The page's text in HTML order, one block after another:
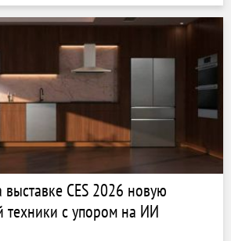
выставке CES 2026 новую
техники с упором на ИИ